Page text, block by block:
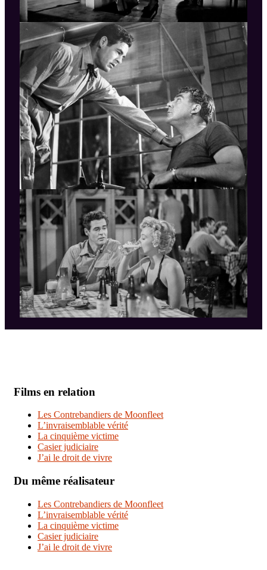
Films en relation
Les Contrebandiers de Moonfleet
L’invraisemblable vérité
La cinquième victime
Casier judiciaire
J’ai le droit de vivre
Du même réalisateur
Les Contrebandiers de Moonfleet
L’invraisemblable vérité
La cinquième victime
Casier judiciaire
J’ai le droit de vivre